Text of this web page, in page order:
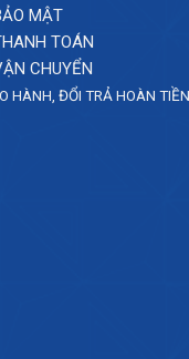
MẬT
TOÁN
CHUYỂN
HÀNH, ĐỔI TRẢ HOÀN TIỀN